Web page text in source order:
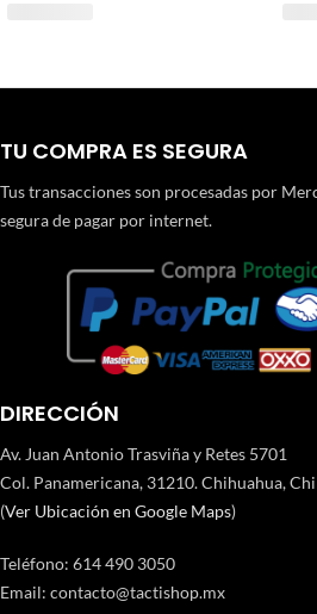
TU COMPRA ES SEGURA
Tus transacciones son procesadas por
segura de pagar por internet.
DIRECCIÓN
Av. Juan Antonio Trasviña y Retes 5701
Col. Panamericana, 31210. Chihuahua,
(Ver Ubicación en Google Maps)
Teléfono: 614 490 3050
Email: contacto@tactishop.mx